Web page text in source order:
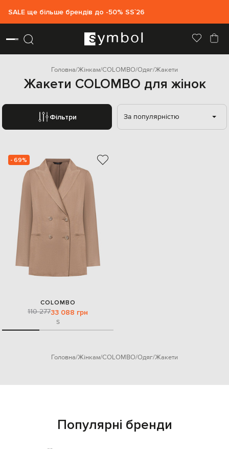
SALE ще більше брендів до -50% SS`26
Головна Жінкам COLOMBO Одяг Жакети
Жакети COLOMBO для жінок
Фільтри За популярністю
- 69%
COLOMBO
110 27733 088 грн
S
Головна Жінкам COLOMBO Одяг Жакети
Популярні бренди